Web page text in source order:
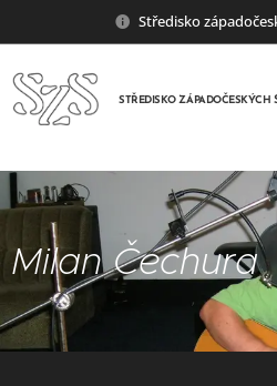
Středisko
STŘEDISKO ZÁPADOČESKÝCH
Milan Čechura